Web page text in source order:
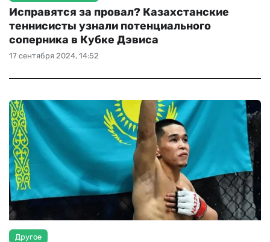
17 сентября 2024, 14:52
Исправятся за провал? Казахстанские
теннисисты узнали потенциального
соперника в Кубке Дэвиса
Другое